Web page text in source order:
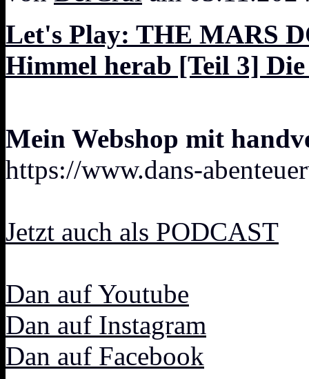
Let's Play: THE MARS
Himmel herab [Teil 3]
Mein Webshop mit
https://www.dans-
Jetzt auch als PODCAST
Dan auf Youtube
Dan auf Instagram
Dan auf Facebook